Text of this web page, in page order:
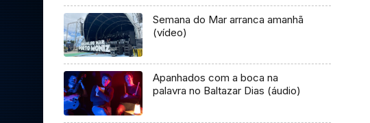
Semana do Mar arranca amanhã
(vídeo)
Apanhados com a boca na
palavra no Baltazar Dias (áudio)